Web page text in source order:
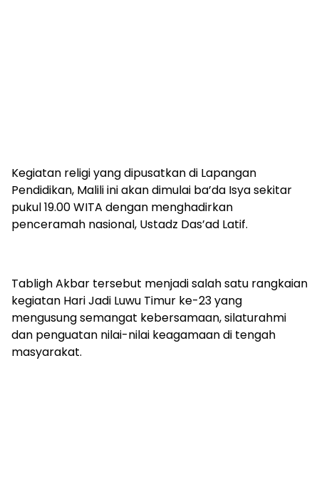
Kegiatan religi yang dipusatkan di Lapangan
Pendidikan, Malili ini akan dimulai ba’da Isya sekitar
pukul 19.00 WITA dengan menghadirkan
penceramah nasional, Ustadz Das’ad Latif.
Tabligh Akbar tersebut menjadi salah satu rangkaian
kegiatan Hari Jadi Luwu Timur ke-23 yang
mengusung semangat kebersamaan, silaturahmi
dan penguatan nilai-nilai keagamaan di tengah
masyarakat.